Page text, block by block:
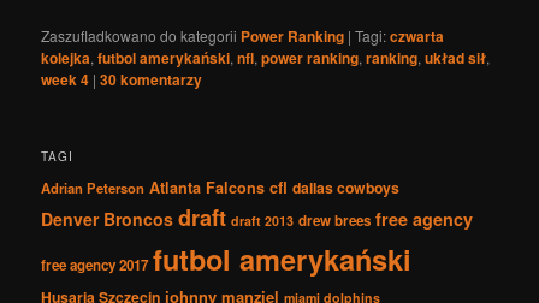
Zaszufladkowano do kategorii Power Ranking |Tagi:czwarta
kolejka,futbol amerykański,nfl,power ranking,ranking,układ sił,
week 4 |30komentarzy
TAGI
Adrian Peterson Atlanta Falcons cfl dallas cowboys
Denver Broncos draft draft 2013 drew brees free agency
free agency 2017 futbol amerykański
Husaria Szczecin johnny manziel miami dolphins